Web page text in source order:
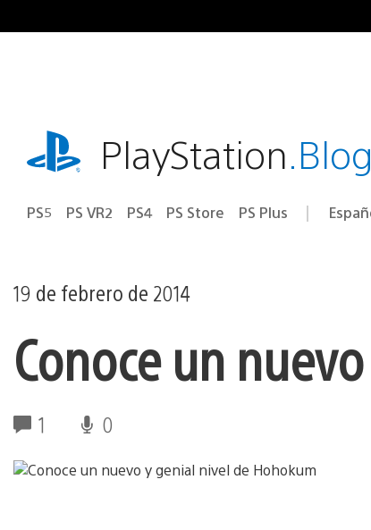
al
playstation.comPlayStation.Blog
PS5 PS VR2 PS4 PS Store PS Plus
19 de febrero de 2014
Conoce un
1 0